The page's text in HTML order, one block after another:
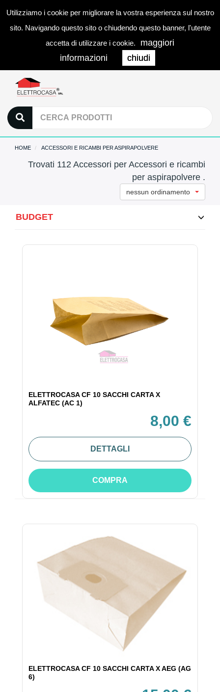
Utilizziamo i cookie per migliorare la vostra esperienza sul nostro
sito. Navigando questo sito o chiudendo questo banner, l'utente
accetta di utilizzare i cookie.
maggiori
informazioni
chiudi
0
HOME ACCESSORI E RICAMBI PER ASPIRAPOLVERE
Trovati 112 Accessori per Accessori e ricambi
per aspirapolvere .
nessun ordinamento
BUDGET
ELETTROCASA CF 10 SACCHI CARTA X
ALFATEC (AC 1)
8,00 €
DETTAGLI
COMPRA
ELETTROCASA CF 10 SACCHI CARTA X AEG (AG
6)